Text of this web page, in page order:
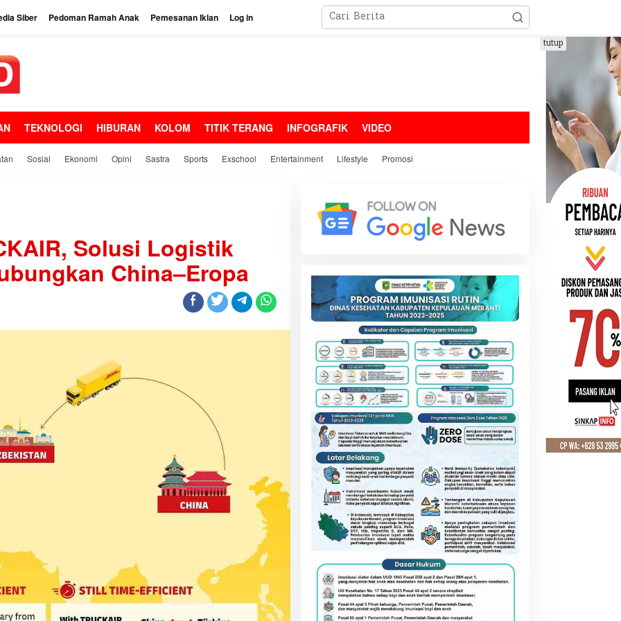
Siber Pedoman Ramah Anak Pemesanan Iklan Log in
TEKNOLOGI HIBURAN KOLOM TITIK TERANG INFOGRAFIK VIDEO
Sosial Ekonomi Opini Sastra Sports Exschool Entertainment Lifestyle Promosi
tutup
Solusi Logistik
China–Eropa